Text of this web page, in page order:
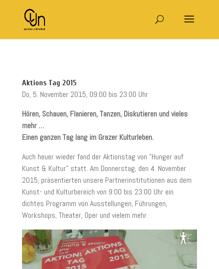
Aktions Tag 2015
Do, 5. November 2015, 09:00 bis 23:00 Uhr
Hören, Schauen, Flanieren, Tanzen, Diskutieren und vieles
mehr …
Einen ganzen Tag lang im Grazer Kulturleben.
Auch heuer wieder fand derAktionstag von "Hunger auf
Kunst & Kultur" statt. Am Donnerstag, den 4. November
2015, präsentierten unsere Partnerinstitutionen aus dem
Kunst- und Kulturbereich von 9:00 bis 23:00 Uhrein
dichtes Programm von Ausstellungen, Führungen,
Workshops, Theater, Oper und vielem mehr.